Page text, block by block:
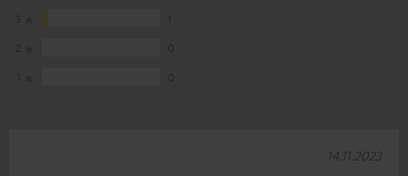
14.11.2023